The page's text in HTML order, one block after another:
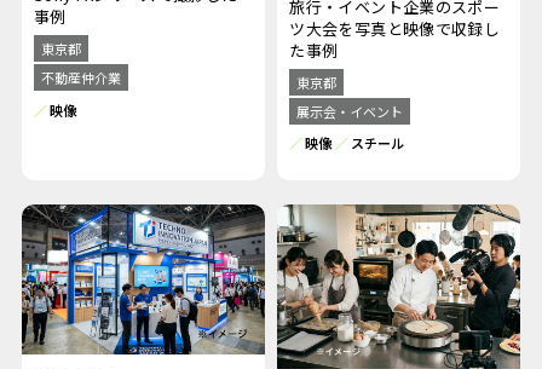
事例
東京都
不動産仲介業
映像
旅行・イベント企業のスポー
ツ大会を写真と映像で収録し
た事例
東京都
展示会・イベント
映像
スチール